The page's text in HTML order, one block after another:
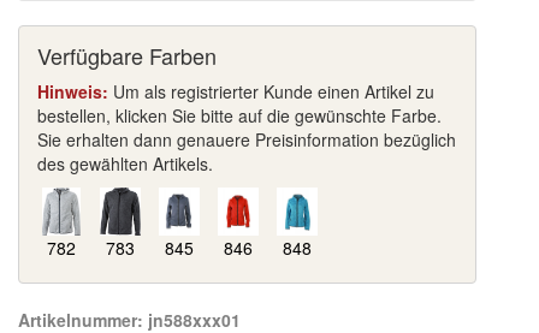
Verfügbare Farben
Hinweis: Um als registrierter Kunde einen Artikel zu
bestellen, klicken Sie bitte auf die gewünschte Farbe.
Sie erhalten dann genauere Preisinformation bezüglich
des gewählten Artikels.
782 783 845 846 848
Artikelnummer: jn588xxx01